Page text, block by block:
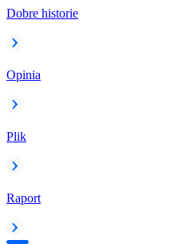
Dobre historie
Opinia
Plik
Raport